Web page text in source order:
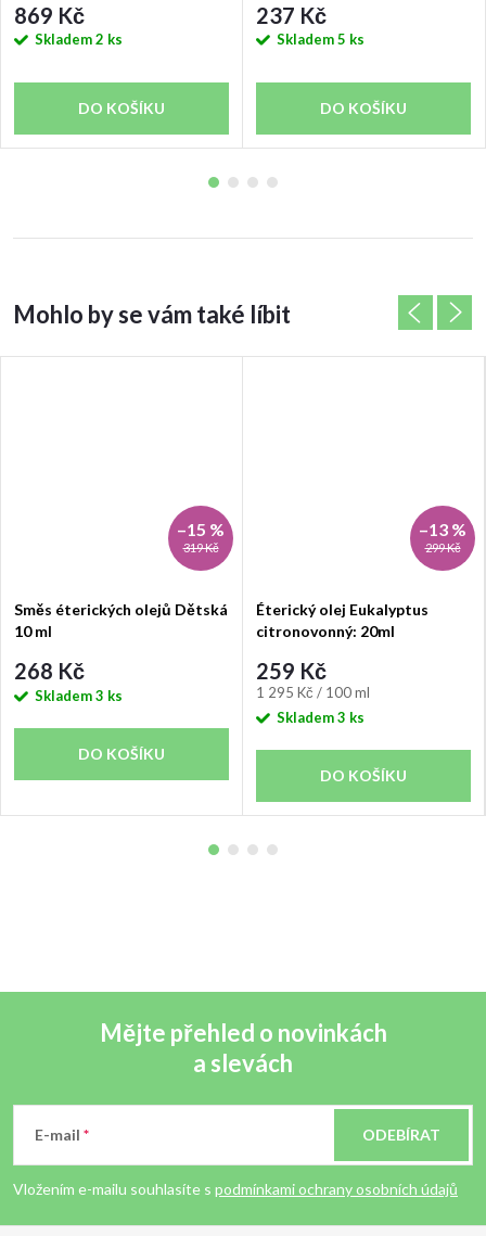
869 Kč
Skladem2 ks
DO KOŠÍKU
237 Kč
Skladem5 ks
DO KOŠÍKU
319 Kč
–15 %
Směs éterických olejů Dětská
10 ml
268 Kč
Skladem3 ks
DO KOŠÍKU
299 Kč
–13 %
Éterický olej Eukalyptus
citronovonný: 20ml
259 Kč
Měrná
cena:
1 295 Kč / 100 ml
Skladem3 ks
DO KOŠÍKU
p
Mějte přehled o novinkách
a slevách
E-mail
Vložením e-mailu souhlasíte s podmínkami ochrany osobních údajů
ODEBÍRAT